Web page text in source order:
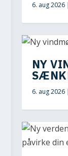
6. aug 2026|
NY
6. aug 2026|